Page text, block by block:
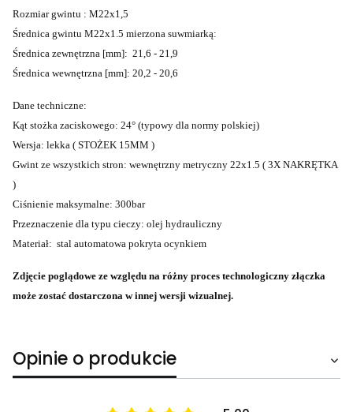
Rozmiar gwintu : M22x1,5
Średnica gwintu M22x1.5 mierzona suwmiarką:
Średnica zewnętrzna [mm]: 21,6 - 21,9
Średnica wewnętrzna [mm]: 20,2 - 20,6
Dane techniczne:
Kąt stożka zaciskowego: 24° (typowy dla normy polskiej)
Wersja: lekka ( STOŻEK 15MM )
Gwint ze wszystkich stron: wewnętrzny metryczny 22x1.5 ( 3X NAKRĘTKA
)
Ciśnienie maksymalne: 300bar
Przeznaczenie dla typu cieczy: olej hydrauliczny
Materiał: stal automatowa pokryta ocynkiem
Zdjęcie poglądowe ze względu na różny proces technologiczny złączka
może zostać dostarczona w innej wersji wizualnej.
Opinie o produkcie